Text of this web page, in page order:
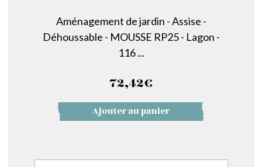
Aménagement de jardin - Assise -
Déhoussable - MOUSSE RP25 - Lagon -
116 ...
72,42€
Ajouter au panier